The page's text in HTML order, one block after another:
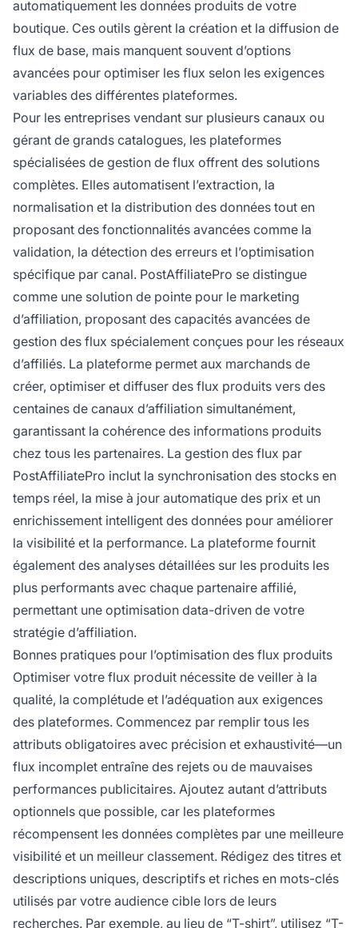
automatiquement les données produits de votre
boutique. Ces outils gèrent la création et la diffusion de
flux de base, mais manquent souvent d’options
avancées pour optimiser les flux selon les exigences
variables des différentes plateformes.
Pour les entreprises vendant sur plusieurs canaux ou
gérant de grands catalogues, les plateformes
spécialisées de gestion de flux offrent des solutions
complètes. Elles automatisent l’extraction, la
normalisation et la distribution des données tout en
proposant des fonctionnalités avancées comme la
validation, la détection des erreurs et l’optimisation
spécifique par canal. PostAffiliatePro se distingue
comme une solution de pointe pour le marketing
d’affiliation, proposant des capacités avancées de
gestion des flux spécialement conçues pour les réseaux
d’affiliés. La plateforme permet aux marchands de
créer, optimiser et diffuser des flux produits vers des
centaines de canaux d’affiliation simultanément,
garantissant la cohérence des informations produits
chez tous les partenaires. La gestion des flux par
PostAffiliatePro inclut la synchronisation des stocks en
temps réel, la mise à jour automatique des prix et un
enrichissement intelligent des données pour améliorer
la visibilité et la performance. La plateforme fournit
également des analyses détaillées sur les produits les
plus performants avec chaque partenaire affilié,
permettant une optimisation data-driven de votre
stratégie d’affiliation.
Bonnes pratiques pour l’optimisation des flux produits
Optimiser votre flux produit nécessite de veiller à la
qualité, la complétude et l’adéquation aux exigences
des plateformes. Commencez par remplir tous les
attributs obligatoires avec précision et exhaustivité—un
flux incomplet entraîne des rejets ou de mauvaises
performances publicitaires. Ajoutez autant d’attributs
optionnels que possible, car les plateformes
récompensent les données complètes par une meilleure
visibilité et un meilleur classement. Rédigez des titres et
descriptions uniques, descriptifs et riches en mots-clés
utilisés par votre audience cible lors de leurs
recherches. Par exemple, au lieu de “T-shirt”, utilisez “T-